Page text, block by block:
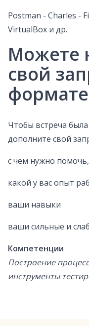
Postman - Charles -
VirtualBox и др.
Можете
свой
Чтобы встреча
дополните свой
с чем нужно
какой у вас опыт
ваши навыки
ваши сильные и
Компетенции
Построение
инструменты